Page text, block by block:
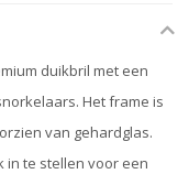
duikbril met een
Het frame is
van gehardglas.
in te stellen voor een